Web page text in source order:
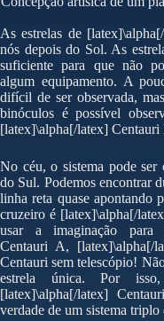
As estrelas de
nós depois do Sol. As
suficiente para que não
algum equipamento. A
difícil de ser observada,
binóculos é possível
[latex]\alpha[/latex] Centauri
No céu, o sistema pode ser
do Sul. Podemos encontrar
linha reta quase apontando
cruzeiro é [latex]\alpha[/
usar a imaginação para
Centauri A, [latex]\alpha[/
Centauri sem telescópio!
estrela única. Por
[latex]\alpha[/latex]
verdade de um sistema triplo